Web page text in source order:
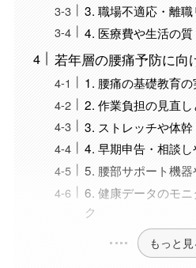
3. 職場不適応・離
4. 医療費や生活の
若年層の腰痛予防に向
1. 腰痛の基礎教育
2. 作業負担の見直
3. ストレッチや体
4. 早期申告・相談
5. 腰部サポート機
6. 健康データのモ
ク
もっと見